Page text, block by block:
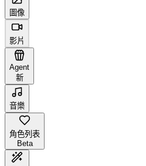
圖像
影片
Agent
新
音樂
角色列表
Beta